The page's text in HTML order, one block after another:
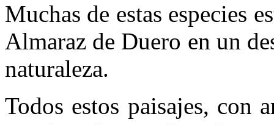
Muchas de estas especies
Almaraz de Duero en un
naturaleza.
Todos estos paisajes, con